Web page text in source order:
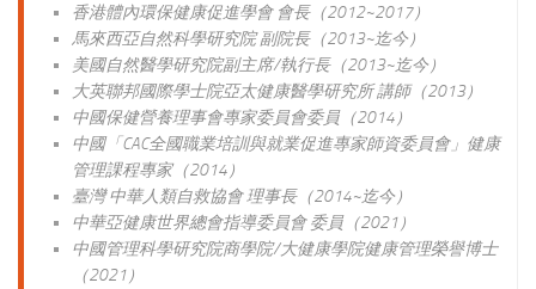
香港體內環保健康促進學會 會長（2012~2017）
馬來西亞自然科學研究院 副院長（2013~迄今）
美國自然醫學研究院副主席/執行長（2013~迄今）
大英聯邦國際學士院亞太健康醫學研究所 講師（2013）
中國保健營養理事會專家委員會委員（2014）
中國「CAC全國職業培訓與就業促進專家師資委員會」健康
管理課程專家（2014）
臺灣 中華人類自救協會 理事長（2014~迄今）
中華亞健康世界總會指導委員會 委員（2021）
中國管理科學研究院商學院/大健康學院健康管理榮譽博士
（2021）